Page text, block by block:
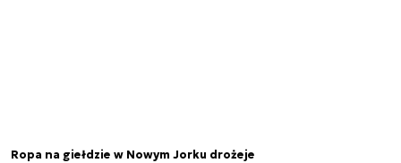
Ropa na giełdzie w Nowym Jorku drożeje